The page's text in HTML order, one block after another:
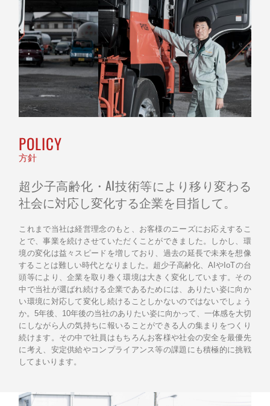
POLICY
方針
超少子高齢化・AI技術等により移り変わる
社会に対応し変化する企業を目指して。
これまで当社は経営理念のもと、お客様のニーズにお応えするこ
とで、事業を続けさせていただくことができました。しかし、環
境の変化は益々スピードを増しており、過去の延長で未来を想像
することは難しい時代となりました。超少子高齢化、AIやIoTの台
頭等により、企業を取り巻く環境は大きく変化しています。その
中で当社が選ばれ続ける企業であるためには、ありたい姿に向か
い環境に対応して変化し続けることしかないのではないでしょう
か。5年後、10年後の当社のありたい姿に向かって、一体感を大切
にしながら人の気持ちに報いることができる人の集まりをつくり
続けます。その中で社員はもちろんお客様や社会の安全を最優先
に考え、安定供給やコンプライアンス等の課題にも積極的に挑戦
してまいります。